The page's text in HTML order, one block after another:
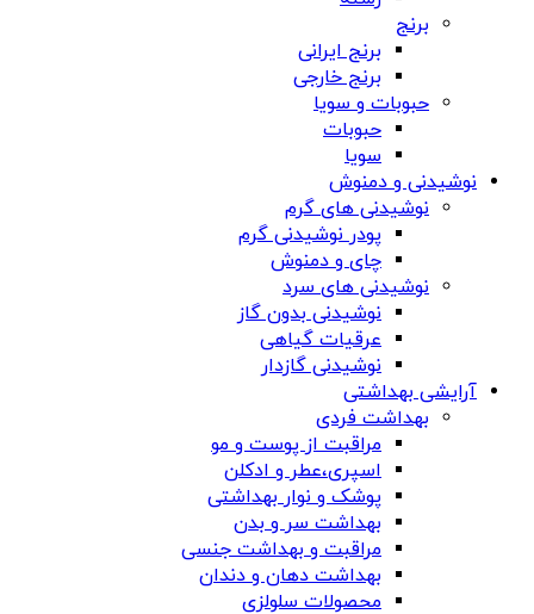
برنج
برنج ایرانی
برنج خارجی
حبوبات و سویا
حبوبات
سویا
نوشیدنی و دمنوش
نوشیدنی های گرم
پودر نوشیدنی گرم
چای و دمنوش
نوشیدنی های سرد
نوشیدنی بدون گاز
عرقیات گیاهی
نوشیدنی گازدار
آرایشی بهداشتی
بهداشت فردی
مراقبت از پوست و مو
اسپری،عطر و ادکلن
پوشک و نوار بهداشتی
بهداشت سر و بدن
مراقبت و بهداشت جنسی
بهداشت دهان و دندان
محصولات سلولزی